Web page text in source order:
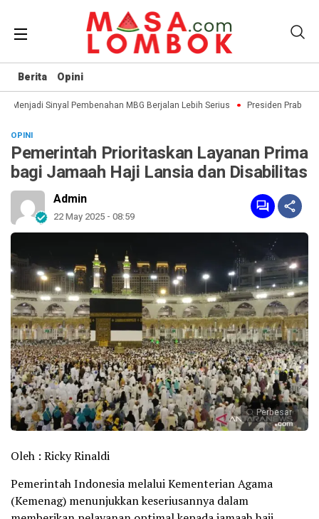
Berita Opini
Menjadi Sinyal Pembenahan MBG Berjalan Lebih Serius Presiden Prabowo
OPINI
Pemerintah Prioritaskan Layanan Prima
bagi Jamaah Haji Lansia dan Disabilitas
Admin
22 May 2025 - 08:59
Perbesar
Oleh : Ricky Rinaldi
Pemerintah Indonesia melalui Kementerian Agama
(Kemenag) menunjukkan keseriusannya dalam